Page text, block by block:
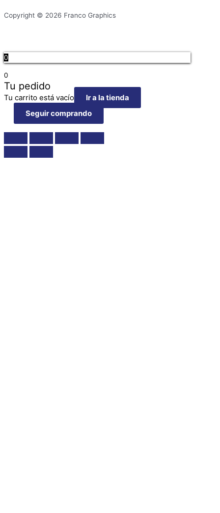
Copyright © 2026 Franco Graphics
0
0
Tu pedido
Tu carrito está vacío
Ir a la tienda
Seguir comprando